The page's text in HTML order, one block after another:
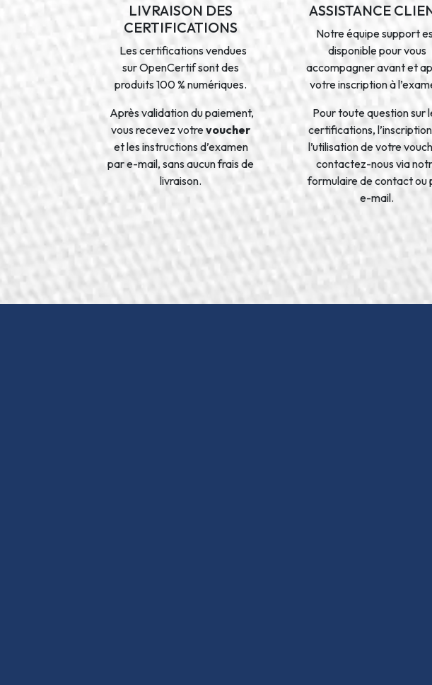
LIVRAISON DES
CERTIFICATIONS
Les certifications vendues
sur OpenCertif sont des
produits 100 % numériques.
Après validation du paiement,
vous recevez votrevoucher
et les instructions d’examen
par e-mail, sans aucun frais de
livraison.
ASSISTANCE
Notre équipe support
disponible pour vous
accompagner avant et
votre inscription à
Pour toute question sur
certifications,
l’utilisation de votre
contactez-nous via
formulaire de contact ou
e-mail.